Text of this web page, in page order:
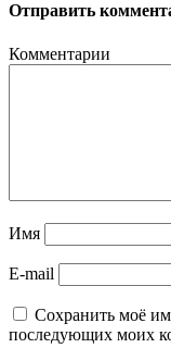
Отправить
Комментарии
Имя
E-mail
Сохранить моё
последующих моих